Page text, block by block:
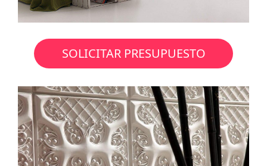
SOLICITAR PRESUPUESTO